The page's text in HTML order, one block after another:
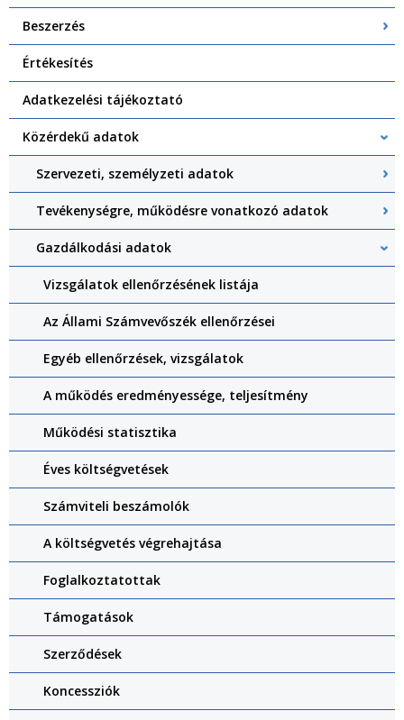
Beszerzés
Értékesítés
Adatkezelési tájékoztató
Közérdekű adatok
Szervezeti, személyzeti adatok
Tevékenységre, működésre vonatkozó adatok
Gazdálkodási adatok
Vizsgálatok ellenőrzésének listája
Az Állami Számvevőszék ellenőrzései
Egyéb ellenőrzések, vizsgálatok
A működés eredményessége, teljesítmény
Működési statisztika
Éves költségvetések
Számviteli beszámolók
A költségvetés végrehajtása
Foglalkoztatottak
Támogatások
Szerződések
Koncessziók